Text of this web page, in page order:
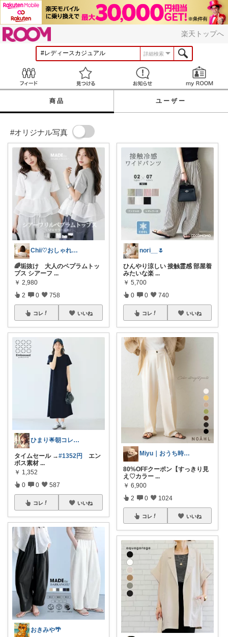
楽天トップへ
詳細検索
見つける お知らせ
商品 ユーザー
#オリジナル写真
Chii♡おしゃれで可愛いもの
🌈垢抜け 大人のペプラムトッ
プス シアーフ ...
￥ 2,980
2 0 758
コレ いいね
ひまり🌟朝コレ💡いつも感謝💓
タイムセール →#1352円 エン
ボス素材 ...
￥ 1,352
0 0 587
コレ いいね
おきみや🌴
nori__🌷
ひんやり涼しい 接触霊感 部屋着
みたいな楽 ...
￥ 5,700
0 0 740
コレ いいね
Miyu｜おうち時間の小さな幸せ🌸
80%OFFクーポン【すっきり見
え♡カラー ...
￥ 6,900
2 0 1024
コレ いいね